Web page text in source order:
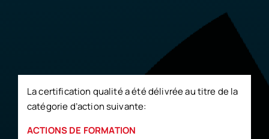
La certification qualité a été délivrée au titre de la
catégorie d’action suivante:
ACTIONS DE FORMATION